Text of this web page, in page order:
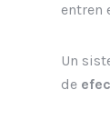
entren
Un
de